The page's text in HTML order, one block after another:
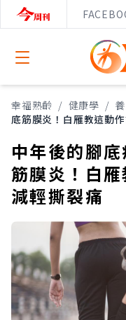
Open menu
幸福熟齡 / 健康學 /
底筋膜炎！白雁教這動
中年後的腳
筋膜炎！白
減輕撕裂痛